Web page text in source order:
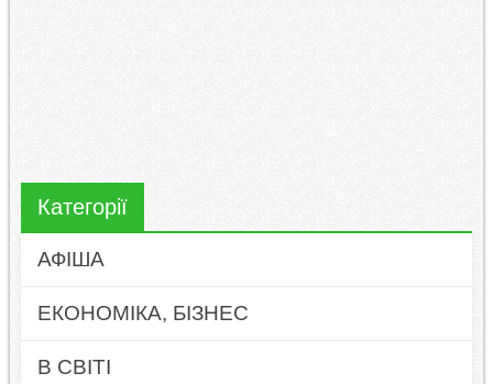
Категорії
АФІША
ЕКОНОМІКА, БІЗНЕС
В СВІТІ